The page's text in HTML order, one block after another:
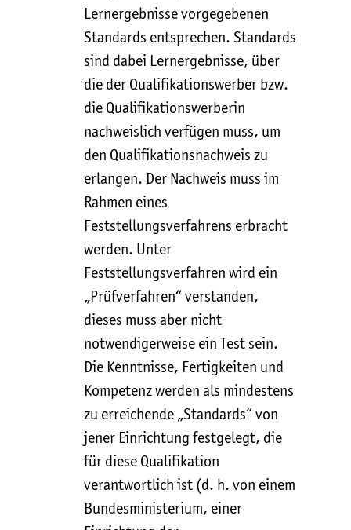
Lernergebnisse vorgegebenen
Standards entsprechen. Standards
sind dabei Lernergebnisse, über
die der Qualifikationswerber bzw.
die Qualifikationswerberin
nachweislich verfügen muss, um
den Qualifikationsnachweis zu
erlangen. Der Nachweis muss im
Rahmen eines
Feststellungsverfahrens erbracht
werden. Unter
Feststellungsverfahren wird ein
„Prüfverfahren“ verstanden,
dieses muss aber nicht
notwendigerweise ein Test sein.
Die Kenntnisse, Fertigkeiten und
Kompetenz werden als mindestens
zu erreichende „Standards“ von
jener Einrichtung festgelegt, die
für diese Qualifikation
verantwortlich ist (d. h. von einem
Bundesministerium, einer